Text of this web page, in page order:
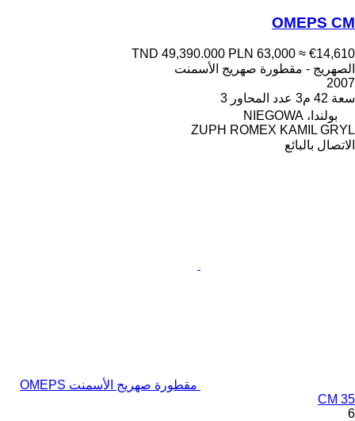
OMEPS CM
TND 49,390.000 PLN 63,000 ≈ €14,610
الصهريج - مقطورة صهريج الأسمنت
2007
سعة 42 م3 عدد المحاور 3
بولندا، NIEGOWA
ZUPH ROMEX KAMIL GRYL
الاتصال بالبائع
مقطورة صهريج الأسمنت OMEPS
CM 35
6